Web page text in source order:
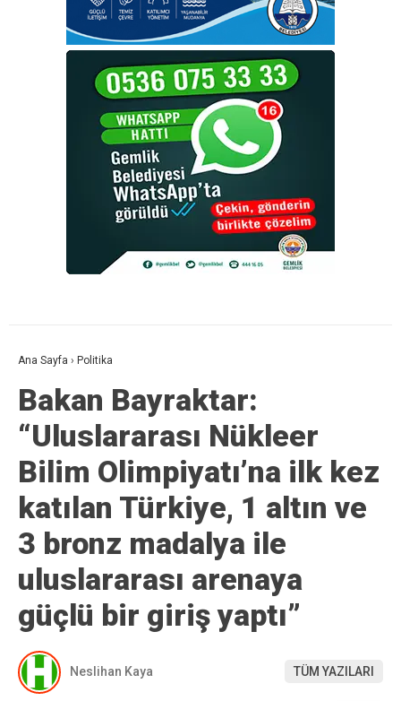
Ana Sayfa › Politika
Bakan Bayraktar:
“Uluslararası Nükleer
Bilim Olimpiyatı’na ilk kez
katılan Türkiye, 1 altın ve
3 bronz madalya ile
uluslararası arenaya
güçlü bir giriş yaptı”
Neslihan Kaya TÜM YAZILARI